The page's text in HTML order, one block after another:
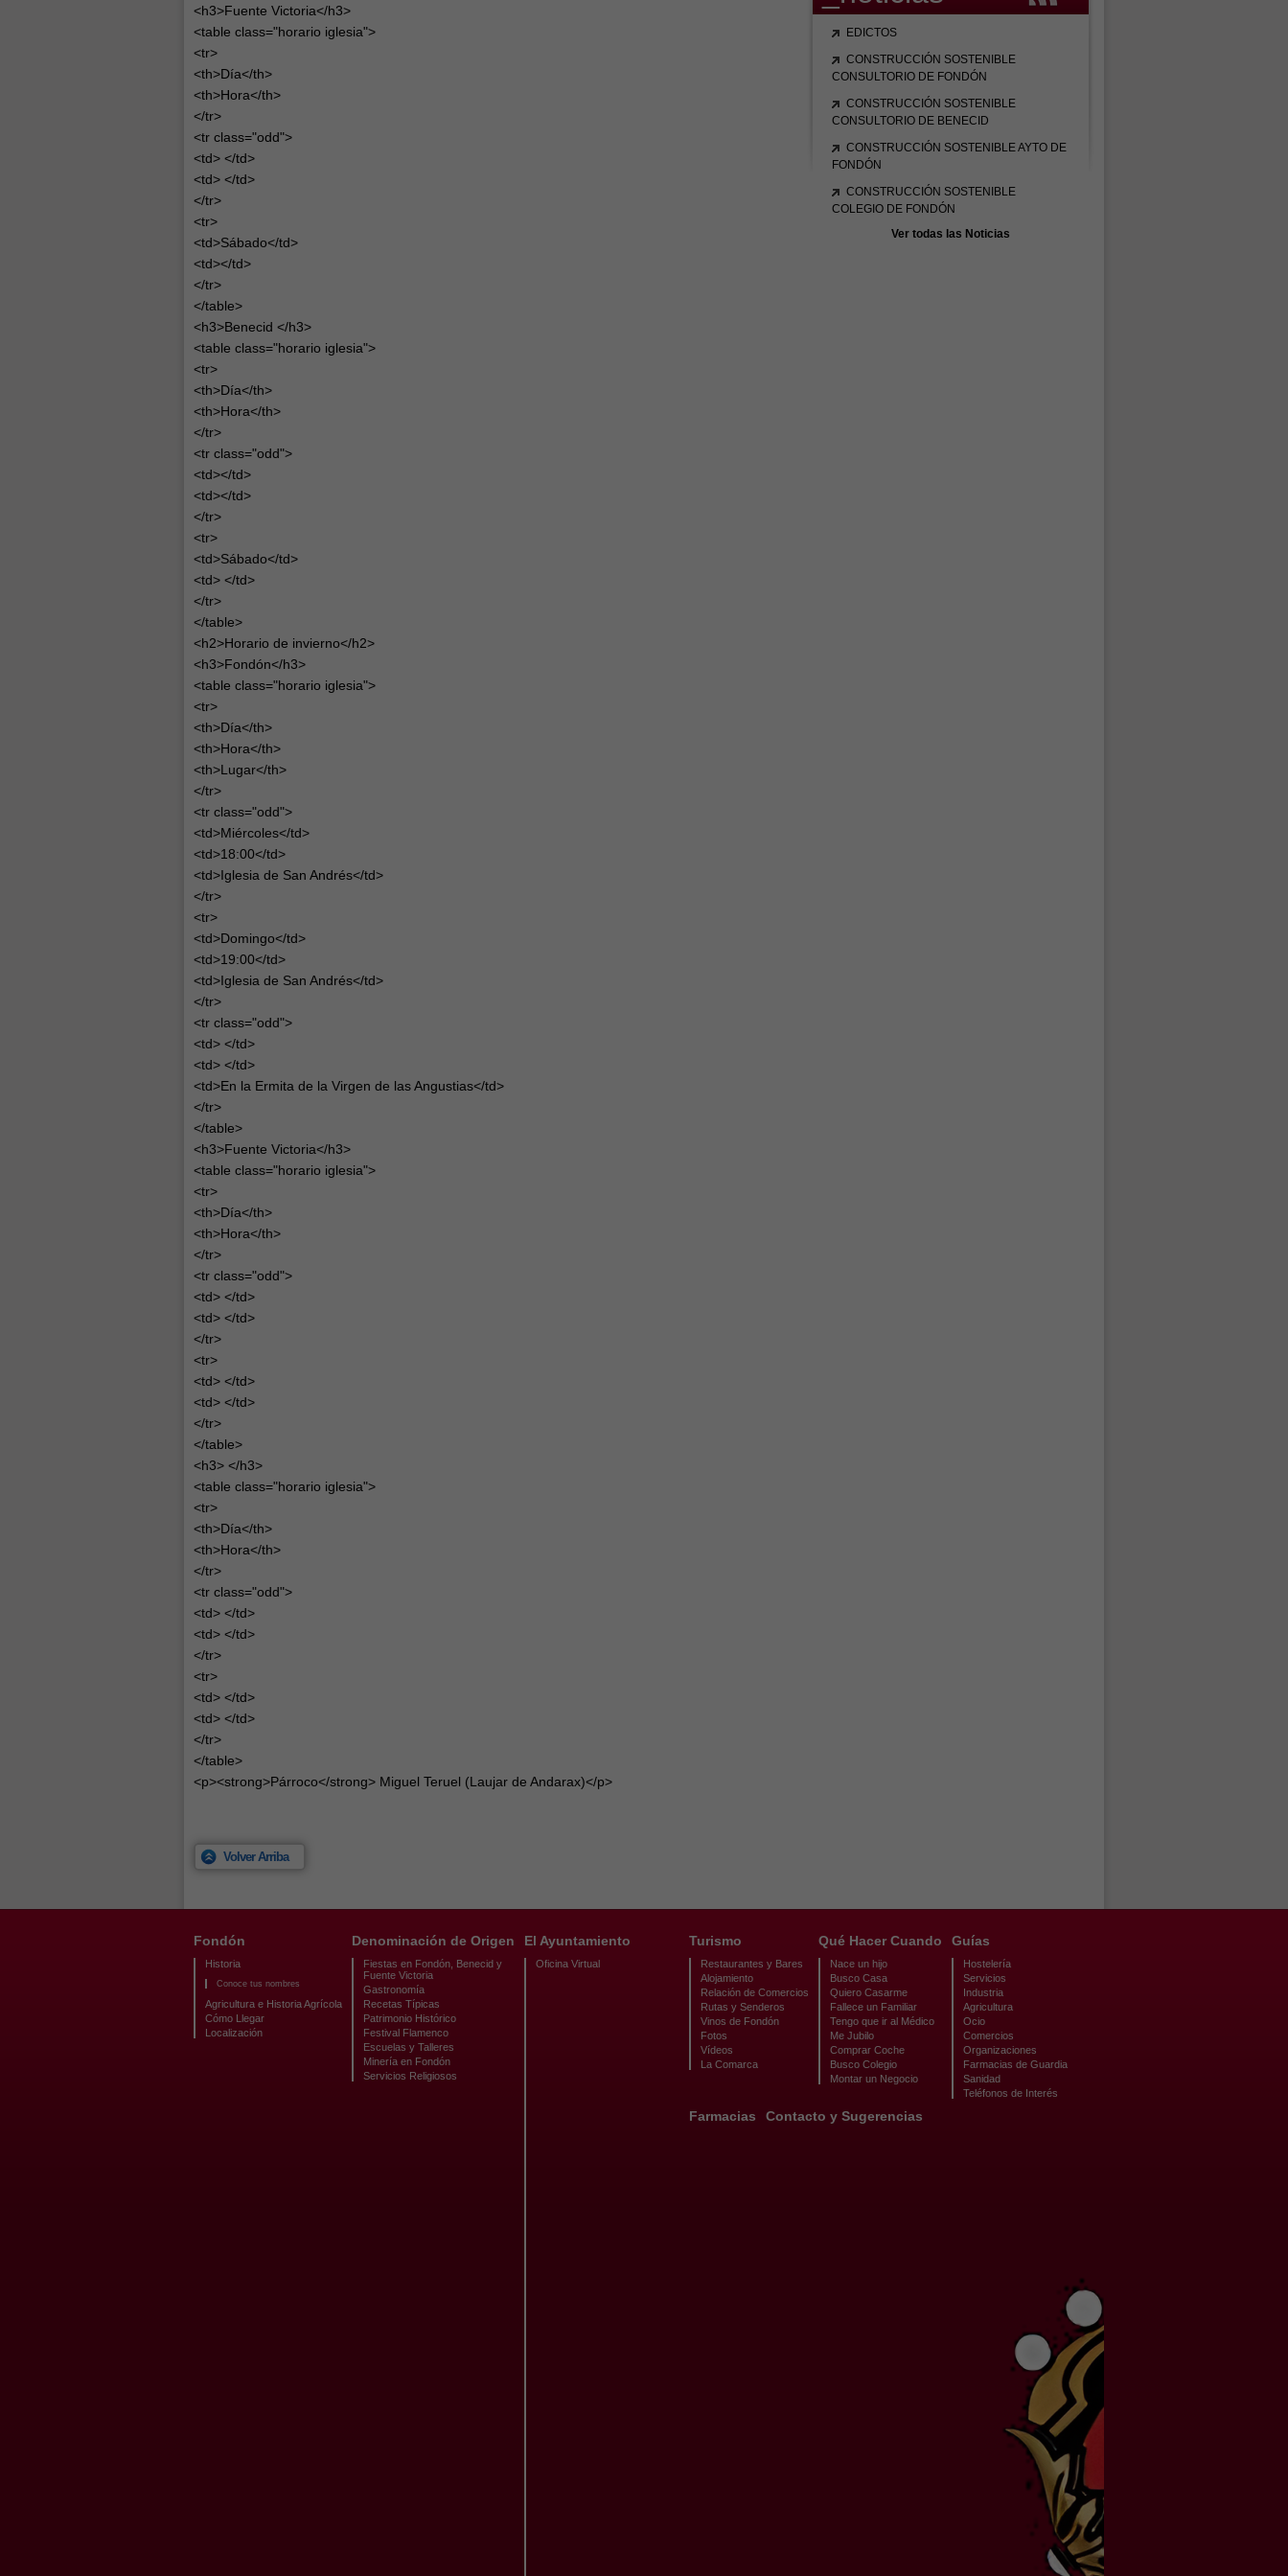
EDICTOS
CONSTRUCCIÓN SOSTENIBLE
CONSULTORIO DE FONDÓN
CONSTRUCCIÓN SOSTENIBLE
CONSULTORIO DE BENECID
CONSTRUCCIÓN SOSTENIBLE AYTO DE
FONDÓN
CONSTRUCCIÓN SOSTENIBLE
COLEGIO DE FONDÓN
Ver todas las Noticias
<h3>Fuente Victoria</h3>
<table class="horario iglesia">
<tr>
<th>Día</th>
<th>Hora</th>
</tr>
<tr class="odd">
<td> </td>
<td> </td>
</tr>
<tr>
<td>Sábado</td>
<td></td>
</tr>
</table>
<h3>Benecid </h3>
<table class="horario iglesia">
<tr>
<th>Día</th>
<th>Hora</th>
</tr>
<tr class="odd">
<td></td>
<td></td>
</tr>
<tr>
<td>Sábado</td>
<td> </td>
</tr>
</table>
<h2>Horario de invierno</h2>
<h3>Fondón</h3>
<table class="horario iglesia">
<tr>
<th>Día</th>
<th>Hora</th>
<th>Lugar</th>
</tr>
<tr class="odd">
<td>Miércoles</td>
<td>18:00</td>
<td>Iglesia de San Andrés</td>
</tr>
<tr>
<td>Domingo</td>
<td>19:00</td>
<td>Iglesia de San Andrés</td>
</tr>
<tr class="odd">
<td> </td>
<td> </td>
<td>En la Ermita de la Virgen de las Angustias</td>
</tr>
</table>
<h3>Fuente Victoria</h3>
<table class="horario iglesia">
<tr>
<th>Día</th>
<th>Hora</th>
</tr>
<tr class="odd">
<td> </td>
<td> </td>
</tr>
<tr>
<td> </td>
<td> </td>
</tr>
</table>
<h3> </h3>
<table class="horario iglesia">
<tr>
<th>Día</th>
<th>Hora</th>
</tr>
<tr class="odd">
<td> </td>
<td> </td>
</tr>
<tr>
<td> </td>
<td> </td>
</tr>
</table>
<p><strong>Párroco</strong> Miguel Teruel (Laujar de Andarax)</p>
Volver Arriba
Fondón
Historia
Conoce tus nombres
Agricultura e Historia Agrícola
Cómo Llegar
Localización
Denominación de Origen
Fiestas en Fondón, Benecid y
Fuente Victoria
Gastronomía
Recetas Típicas
Patrimonio Histórico
Festival Flamenco
Escuelas y Talleres
Minería en Fondón
Servicios Religiosos
El Ayuntamiento
Oficina Virtual
Turismo
Restaurantes y Bares
Alojamiento
Relación de Comercios
Rutas y Senderos
Vinos de Fondón
Fotos
Vídeos
La Comarca
Qué Hacer Cuando
Nace un hijo
Busco Casa
Quiero Casarme
Fallece un Familiar
Tengo que ir al Médico
Me Jubilo
Comprar Coche
Busco Colegio
Montar un Negocio
Guías
Hostelería
Servicios
Industria
Agricultura
Ocio
Comercios
Organizaciones
Farmacias de Guardia
Sanidad
Teléfonos de Interés
Farmacias Contacto y Sugerencias